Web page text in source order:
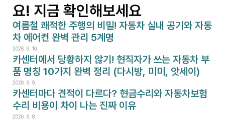
요! 지금 확인해보세요
여름철 쾌적한 주행의 비밀! 자동차 실내 공기와 자동
차 에어컨 완벽 관리 5계명
2026. 6. 10.
카센터에서 당황하지 않기! 현직자가 쓰는 자동차 부
품 명칭 10가지 완벽 정리 (다시방, 미미, 앗세이)
2026. 6. 9.
카센터마다 견적이 다르다? 현금수리와 자동차보험
수리 비용이 차이 나는 진짜 이유
2026. 6. 8.